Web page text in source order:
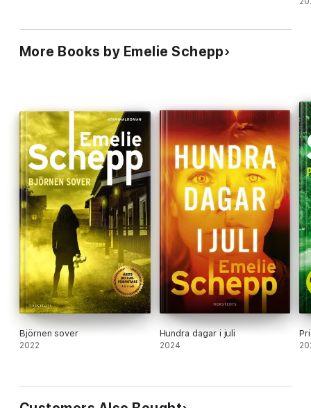
More Books by Emelie Schepp
Björnen sover
2022
Hundra dagar i juli
2024